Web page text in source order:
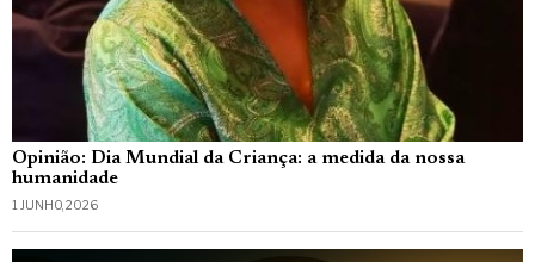
Opinião: Dia Mundial da Criança: a medida da nossa
humanidade
1 JUNHO, 2026